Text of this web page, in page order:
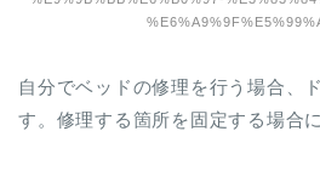
自分でベッドの修理を行う場合、
す。修理する箇所を固定する場合